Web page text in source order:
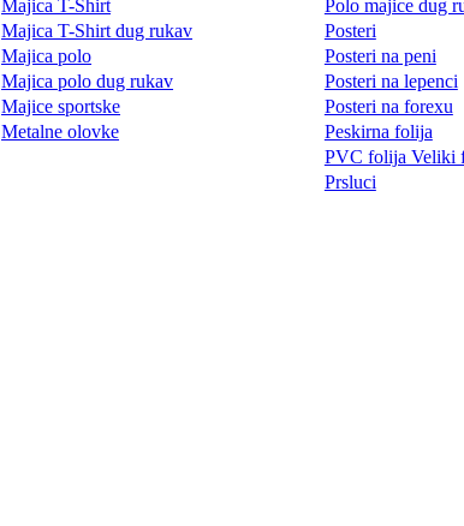
Majica T-Shirt
Majica T-Shirt dug rukav
Majica polo
Majica polo dug rukav
Majice sportske
Metalne olovke
Polo majice dug
Posteri
Posteri na peni
Posteri na lepenci
Posteri na forexu
Peskirna folija
PVC folija Veliki
Prsluci